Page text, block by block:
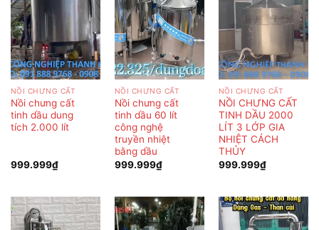
NỒI CHƯNG CẤT
Nồi chưng cất
tinh dầu dung
tích 2.000 lít
999.999₫
NỒI CHƯNG CẤT
Nồi chưng cất
tinh dầu 60 lít
công nghệ
truyền nhiệt
bằng dầu
999.999₫
NỒI CHƯNG CẤT
NỒI CHƯNG CẤT
TINH DẦU 2000
LÍT 3 LỚP GIA
NHIỆT CÁCH
THỦY
999.999₫